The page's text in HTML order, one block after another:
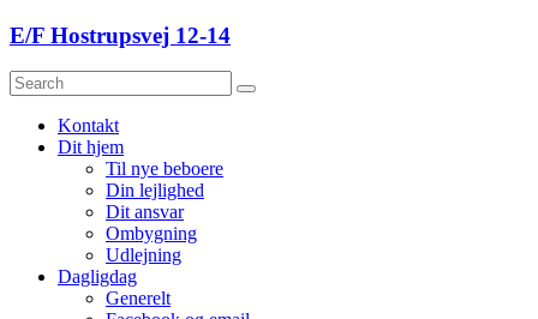
Skip
content
E/F Hostrupsvej 12-14
Menu
Kontakt
Dit hjem
Til nye beboere
Din lejlighed
Dit ansvar
Ombygning
Udlejning
Dagligdag
Generelt